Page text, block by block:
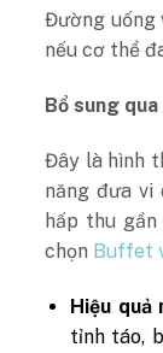
Đường uống
nếu cơ thể
Bổ sung
Đây là hình
năng đưa
hấp thu
chọn Buffet
Hiệu quả
tỉnh táo,